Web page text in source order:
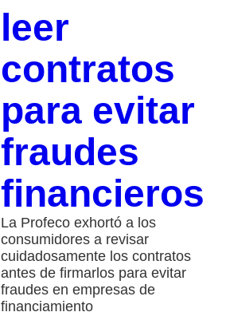
leer
contratos
para evitar
fraudes
financieros
La Profeco exhortó a los
consumidores a revisar
cuidadosamente los contratos
antes de firmarlos para evitar
fraudes en empresas de
financiamiento